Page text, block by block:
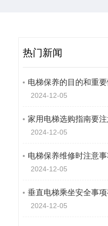
热门新闻
电梯保养的目的和重
2024-12-05
家用电梯选购指南要
2024-12-05
电梯保养维修时注意事
2024-12-05
垂直电梯乘坐安全事
2024-12-05